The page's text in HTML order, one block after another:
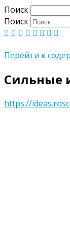
Поиск
Поиск
Перейти к
Сильные
https://